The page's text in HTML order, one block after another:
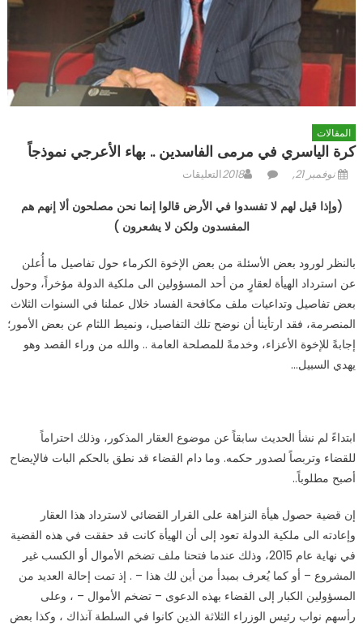
المقالات
كرة الياسري في مرمى الفاسدين .. بهاء الأعرجي نموذجاً
Posted
نوفمبر 21, 2018 Author التعليقاتعلى
الياسري
في
الفاسدين
..
بهاء
الأعرجي
نموذجاً
(وإذا قيل لهم لا تفسدوا في الأرض قالوا إنما نحن مصلحون ألا إنهم هم
المفسدون ولكن لا يشعرون (
بالنظر لورود بعض الأسئلة من بعض الإخوة الكرماء حول تفاصيل ما أُعلن
عن استرداد الهيأة لعقارٍ من أحد المسؤولين الى ملكية الدولة مؤخراً، وحول
بعض تفاصيل وتداعيات ملف مكافحة الفساد خلال عملنا في السنوات الثلاث
المنصرمة، فقد ارتأينا أن نوضح تلك التفاصيل، ونميط اللثام عن بعض الأمور؛
إجابةً للإخوة الأعزاء، وخدمةً للمصلحة العامة .. والله من وراء القصد وهو
يهدي السبيل…
ابتداءً لم نشأ الحديث سابقاً عن موضوع العقار المذكور، وذلك احتراماً
للقضاء وتربصاً لصدور حكمه. وما دام القضاء قد نطق بالحكم البات فالإيضاح
أصبح مطلوباً..
إن قضية حصول هيأة النزاهة على القرار القضائي لاسترداد هذا العقار
وإعادته الى ملكية الدولة تعود إلى أن الهيأة كانت قد حققت في هذه القضية
في نهاية عام 2015، وذلك عندما فتحنا ملف تضخم الأموال أو الكسب غير
المشروع – أو كما يُعرف بمبدأ من أين لك هذا – . إذ تمت إحالة العديد من
المسؤولين الكبار إلى القضاء بهذه الدعوى – تضخم الأموال – ، وعلى
رأسهم نواب رئيس الوزراء الثلاثة الذين كانوا في السلطة آنذاك ، وكذا بعض